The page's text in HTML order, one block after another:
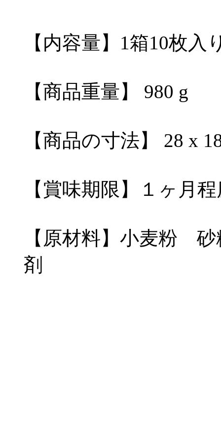
【内容量】1箱10枚入
【商品重量】 980 g
【商品の寸法】 28 x
【賞味期限】１ヶ月
【原材料】小麦
剤